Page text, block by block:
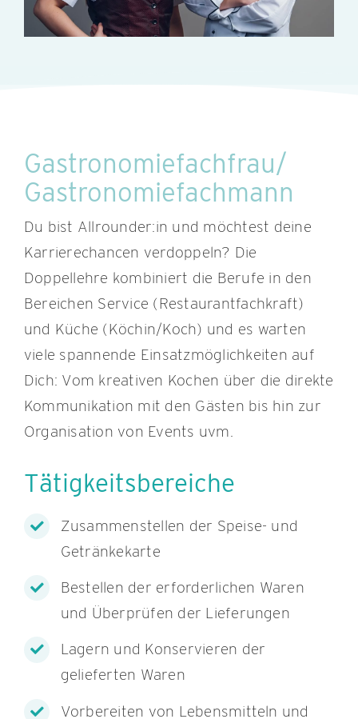
Gastronomiefachfrau/
Gastronomiefachmann
Du bist Allrounder:in und möchtest deine
Karrierechancen verdoppeln? Die
Doppellehre kombiniert die Berufe in den
Bereichen Service (Restaurantfachkraft)
und Küche (Köchin/Koch) und es warten
viele spannende Einsatzmöglichkeiten auf
Dich: Vom kreativen Kochen über die direkte
Kommunikation mit den Gästen bis hin zur
Organisation von Events uvm.
Tätigkeitsbereiche
Zusammenstellen der Speise- und
Getränkekarte
Bestellen der erforderlichen Waren
und Überprüfen der Lieferungen
Lagern und Konservieren der
gelieferten Waren
Vorbereiten von Lebensmitteln und